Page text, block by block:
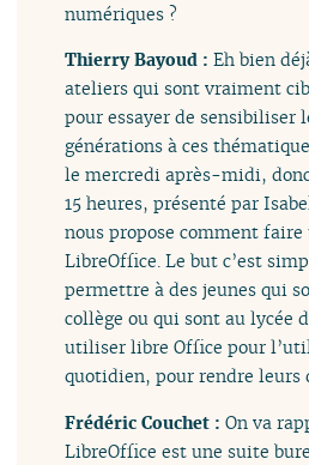
numériques ?
Thierry Bayoud :Eh bien
ateliers qui sont vraiment
pour essayer de sensibiliser
générations à ces
le mercredi après-midi,
15 heures, présenté par
nous propose comment faire
LibreOffice. Le but c’est
permettre à des jeunes qui
collège ou qui sont au lycée
utiliser libre Office pour
quotidien, pour rendre leurs
Frédéric Couchet :On va
LibreOffice est une suite